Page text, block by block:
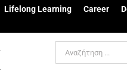
Lifelong Learning Career
για: